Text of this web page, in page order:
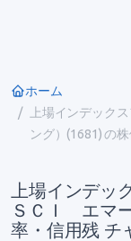
ホーム
上場インデック
ング）(1681) の
上場インデッ
ＳＣＩ エマ
率・信用残 チ